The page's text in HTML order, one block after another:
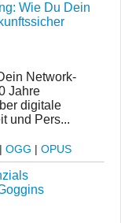
Wie Du Dein
Network-
Jahre
digitale
und Pers...
| OGG | OPUS